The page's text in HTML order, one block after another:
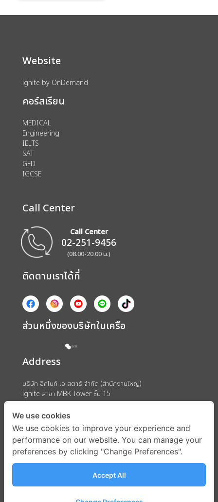
Website
ignite by OnDemand
คอร์สเรียน
MEDICAL
Engineering
IELTS
SAT
GED
IGCSE
Call Center
Call Center
02-251-9456
(08.00-20.00 น.)
ติดตามเราได้ที่
ส่วนหนึ่งของบริษัทในเครือ
Address
บริษัท อิกไนท์ เอ สตาร์ จำกัด (สำนักงานใหญ่)
ignite สาขา MBK Tower ชั้น 15
ถนนพญาไท แขวงวังใหม่ เขตปทุมวัน กรุงเทพมหานคร 10330
We use cookies
We use cookies to improve your experience and
performance on our website. You can manage your
preferences by clicking "Change Preferences".
Accept All